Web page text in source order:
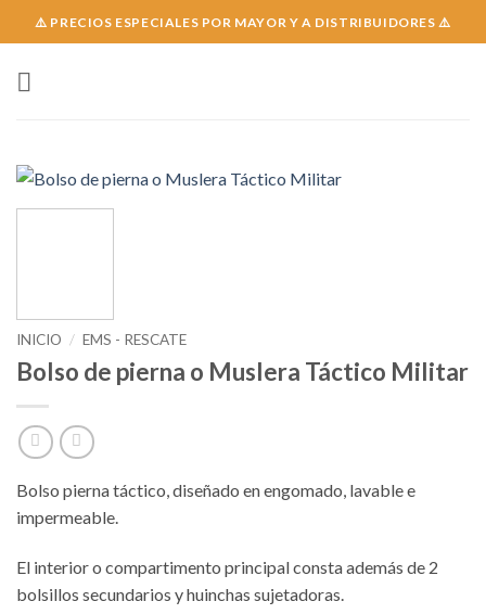
to
⚠️ PRECIOS ESPECIALES POR MAYOR Y A DISTRIBUIDORES ⚠️
INICIO / EMS - RESCATE
Bolso de pierna o Muslera Táctico Militar
Bolso pierna táctico, diseñado en engomado, lavable e
impermeable.
El interior o compartimento principal consta además de 2
bolsillos secundarios y huinchas sujetadoras.